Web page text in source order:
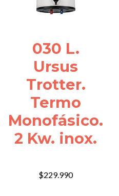
030 L.
Ursus
Trotter.
Termo
Monofásico.
2 Kw. inox.
$229.990